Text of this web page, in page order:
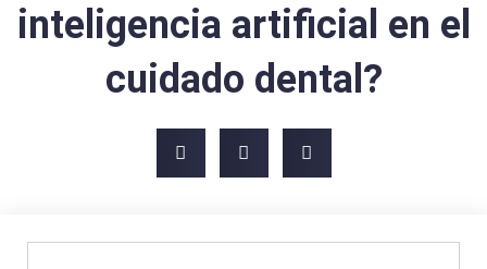
inteligencia artificial en el
cuidado dental?